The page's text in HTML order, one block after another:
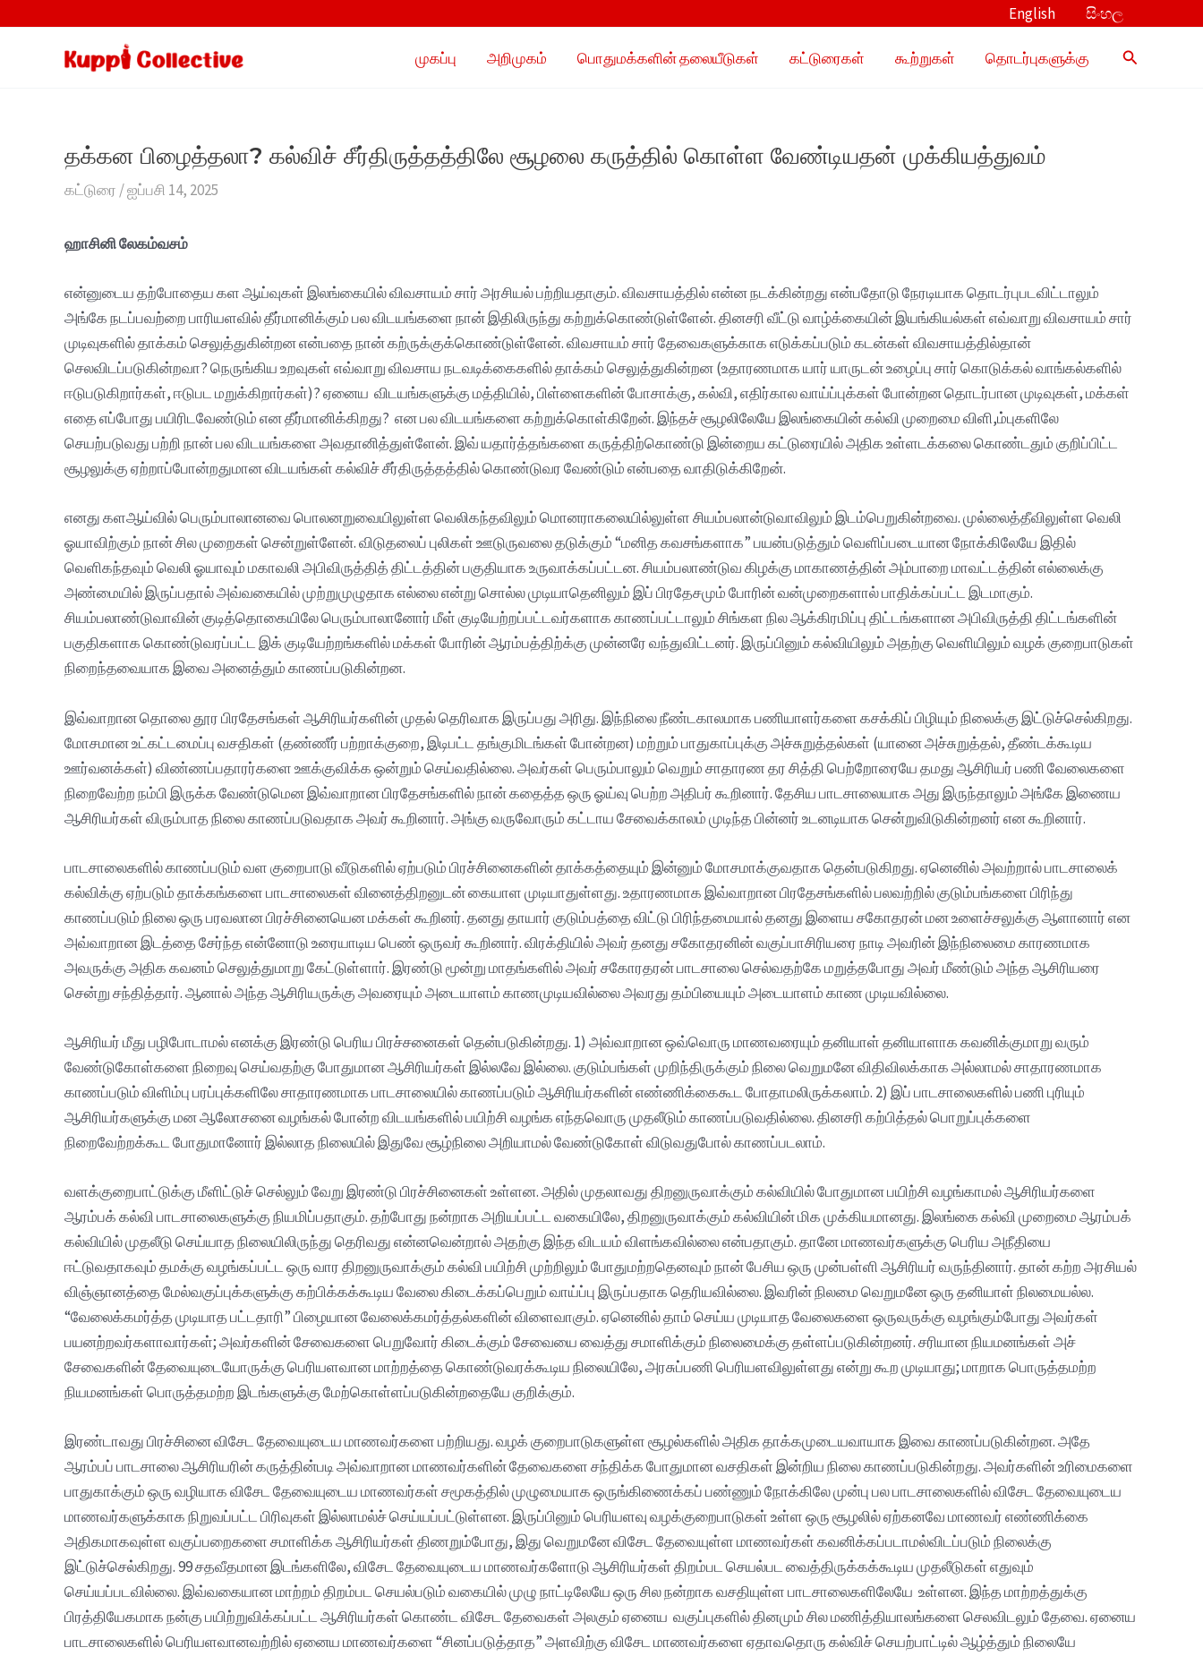
English සිංහල
முகப்பு அறிமுகம் பொதுமக்களின் தலையீடுகள் கட்டுரைகள் கூற்றுகள் தொடர்புகளுக்கு Search
தக்கன பிழைத்தலா? கல்விச் சீர்திருத்தத்திலே சூழலை கருத்தில் கொள்ள வேண்டியதன் முக்கியத்துவம்
கட்டுரை /ஐப்பசி 14, 2025
ஹாசினி லேகம்வசம்
என்னுடைய தற்போதைய கள ஆய்வுகள் இலங்கையில் விவசாயம் சார் அரசியல் பற்றியதாகும். விவசாயத்தில் என்ன நடக்கின்றது என்பதோடு நேரடியாக தொடர்புபடவிட்டாலும்
அங்கே நடப்பவற்றை பாரியளவில் தீர்மானிக்கும் பல விடயங்களை நான் இதிலிருந்து கற்றுக்கொண்டுள்ளேன். தினசரி வீட்டு வாழ்க்கையின் இயங்கியல்கள் எவ்வாறு விவசாயம் சார்
முடிவுகளில் தாக்கம் செலுத்துகின்றன என்பதை நான் கற்ருக்குக்கொண்டுள்ளேன். விவசாயம் சார் தேவைகளுக்காக எடுக்கப்படும் கடன்கள் விவசாயத்தில்தான்
செலவிடப்படுகின்றவா? நெருங்கிய உறவுகள் எவ்வாறு விவசாய நடவடிக்கைகளில் தாக்கம் செலுத்துகின்றன (உதாரணமாக யார் யாருடன் உழைப்பு சார் கொடுக்கல் வாங்கல்களில்
ஈடுபடுகிறார்கள், ஈடுபட மறுக்கிறார்கள்)? ஏனைய விடயங்களுக்கு மத்தியில், பிள்ளைகளின் போசாக்கு, கல்வி, எதிர்கால வாய்ப்புக்கள் போன்றன தொடர்பான முடிவுகள், மக்கள்
எதை எப்போது பயிரிடவேண்டும் என தீர்மானிக்கிறது? என பல விடயங்களை கற்றுக்கொள்கிறேன். இந்தச் சூழலிலேயே இலங்கையின் கல்வி முறைமை விளி,ம்புகளிலே
செயற்படுவது பற்றி நான் பல விடயங்களை அவதானித்துள்ளேன். இவ் யதார்த்தங்களை கருத்திற்கொண்டு இன்றைய கட்டுரையில் அதிக உள்ளடக்கலை கொண்டதும் குறிப்பிட்ட
சூழலுக்கு ஏற்றாப்போன்றதுமான விடயங்கள் கல்விச் சீர்திருத்தத்தில் கொண்டுவர வேண்டும் என்பதை வாதிடுக்கிறேன்.
எனது களஆய்வில் பெரும்பாலானவை பொலனறுவையிலுள்ள வெலிகந்தவிலும் மொனராகலையில்லுள்ள சியம்பலான்டுவாவிலும் இடம்பெறுகின்றவை. முல்லைத்தீவிலுள்ள வெலி
ஓயாவிற்கும் நான் சில முறைகள் சென்றுள்ளேன். விடுதலைப் புலிகள் ஊடுருவலை தடுக்கும் “மனித கவசங்களாக” பயன்படுத்தும் வெளிப்படையான நோக்கிலேயே இதில்
வெளிகந்தவும் வெலி ஓயாவும் மகாவலி அபிவிருத்தித் திட்டத்தின் பகுதியாக உருவாக்கப்பட்டன. சியம்பலாண்டுவ கிழக்கு மாகாணத்தின் அம்பாறை மாவட்டத்தின் எல்லைக்கு
அண்மையில் இருப்பதால் அவ்வகையில் முற்றுமுழுதாக எல்லை என்று சொல்ல முடியாதெனிலும் இப் பிரதேசமும் போரின் வன்முறைகளால் பாதிக்கப்பட்ட இடமாகும்.
சியம்பலாண்டுவாவின் குடித்தொகையிலே பெரும்பாலானோர் மீள் குடியேற்றப்பட்டவர்களாக காணப்பட்டாலும் சிங்கள நில ஆக்கிரமிப்பு திட்டங்களான அபிவிருத்தி திட்டங்களின்
பகுதிகளாக கொண்டுவரப்பட்ட இக் குடியேற்றங்களில் மக்கள் போரின் ஆரம்பத்திற்க்கு முன்னரே வந்துவிட்டனர். இருப்பினும் கல்வியிலும் அதற்கு வெளியிலும் வழக் குறைபாடுகள்
நிறைந்தவையாக இவை அனைத்தும் காணப்படுகின்றன.
இவ்வாறான தொலை தூர பிரதேசங்கள் ஆசிரியர்களின் முதல் தெரிவாக இருப்பது அரிது. இந்நிலை நீண்டகாலமாக பணியாளர்களை கசக்கிப் பிழியும் நிலைக்கு இட்டுச்செல்கிறது.
மோசமான உட்கட்டமைப்பு வசதிகள் (தண்ணீர் பற்றாக்குறை, இடிபட்ட தங்குமிடங்கள் போன்றன) மற்றும் பாதுகாப்புக்கு அச்சுறுத்தல்கள் (யானை அச்சுறுத்தல், தீண்டக்கூடிய
ஊர்வனக்கள்) விண்ணப்பதாரர்களை ஊக்குவிக்க ஒன்றும் செய்வதில்லை. அவர்கள் பெரும்பாலும் வெறும் சாதாரண தர சித்தி பெற்றோரையே தமது ஆசிரியர் பணி வேலைகளை
நிறைவேற்ற நம்பி இருக்க வேண்டுமென இவ்வாறான பிரதேசங்களில் நான் கதைத்த ஒரு ஓய்வு பெற்ற அதிபர் கூறினார். தேசிய பாடசாலையாக அது இருந்தாலும் அங்கே இணைய
ஆசிரியர்கள் விரும்பாத நிலை காணப்படுவதாக அவர் கூறினார். அங்கு வருவோரும் கட்டாய சேவைக்காலம் முடிந்த பின்னர் உடனடியாக சென்றுவிடுகின்றனர் என கூறினார்.
பாடசாலைகளில் காணப்படும் வள குறைபாடு வீடுகளில் ஏற்படும் பிரச்சினைகளின் தாக்கத்தையும் இன்னும் மோசமாக்குவதாக தென்படுகிறது. ஏனெனில் அவற்றால் பாடசாலைக்
கல்விக்கு ஏற்படும் தாக்கங்களை பாடசாலைகள் வினைத்திறனுடன் கையாள முடியாதுள்ளது. உதாரணமாக இவ்வாறான பிரதேசங்களில் பலவற்றில் குடும்பங்களை பிரிந்து
காணப்படும் நிலை ஒரு பரவலான பிரச்சினையென மக்கள் கூறினர். தனது தாயார் குடும்பத்தை விட்டு பிரிந்தமையால் தனது இளைய சகோதரன் மன உளைச்சலுக்கு ஆளானார் என
அவ்வாறான இடத்தை சேர்ந்த என்னோடு உரையாடிய பெண் ஒருவர் கூறினார். விரக்தியில் அவர் தனது சகோதரனின் வகுப்பாசிரியரை நாடி அவரின் இந்நிலைமை காரணமாக
அவருக்கு அதிக கவனம் செலுத்துமாறு கேட்டுள்ளார். இரண்டு மூன்று மாதங்களில் அவர் சகோரதரன் பாடசாலை செல்வதற்கே மறுத்தபோது அவர் மீண்டும் அந்த ஆசிரியரை
சென்று சந்தித்தார். ஆனால் அந்த ஆசிரியருக்கு அவரையும் அடையாளம் காணமுடியவில்லை அவரது தம்பியையும் அடையாளம் காண முடியவில்லை.
ஆசிரியர் மீது பழிபோடாமல் எனக்கு இரண்டு பெரிய பிரச்சனைகள் தென்படுகின்றது. 1) அவ்வாறான ஒவ்வொரு மாணவரையும் தனியாள் தனியாளாக கவனிக்குமாறு வரும்
வேண்டுகோள்களை நிறைவு செய்வதற்கு போதுமான ஆசிரியர்கள் இல்லவே இல்லை. குடும்பங்கள் முறிந்திருக்கும் நிலை வெறுமனே விதிவிலக்காக அல்லாமல் சாதாரணமாக
காணப்படும் விளிம்பு பரப்புக்களிலே சாதாரணமாக பாடசாலையில் காணப்படும் ஆசிரியர்களின் எண்ணிக்கைகூட போதாமலிருக்கலாம். 2) இப் பாடசாலைகளில் பணி புரியும்
ஆசிரியர்களுக்கு மன ஆலோசனை வழங்கல் போன்ற விடயங்களில் பயிற்சி வழங்க எந்தவொரு முதலீடும் காணப்படுவதில்லை. தினசரி கற்பித்தல் பொறுப்புக்களை
நிறைவேற்றக்கூட போதுமானோர் இல்லாத நிலையில் இதுவே சூழ்நிலை அறியாமல் வேண்டுகோள் விடுவதுபோல் காணப்படலாம்.
வளக்குறைபாட்டுக்கு மீளிட்டுச் செல்லும் வேறு இரண்டு பிரச்சினைகள் உள்ளன. அதில் முதலாவது திறனுருவாக்கும் கல்வியில் போதுமான பயிற்சி வழங்காமல் ஆசிரியர்களை
ஆரம்பக் கல்வி பாடசாலைகளுக்கு நியமிப்பதாகும். தற்போது நன்றாக அறியப்பட்ட வகையிலே, திறனுருவாக்கும் கல்வியின் மிக முக்கியமானது. இலங்கை கல்வி முறைமை ஆரம்பக்
கல்வியில் முதலீடு செய்யாத நிலையிலிருந்து தெரிவது என்னவென்றால் அதற்கு இந்த விடயம் விளங்கவில்லை என்பதாகும். தானே மாணவர்களுக்கு பெரிய அநீதியை
ஈட்டுவதாகவும் தமக்கு வழங்கப்பட்ட ஒரு வார திறனுருவாக்கும் கல்வி பயிற்சி முற்றிலும் போதுமற்றதெனவும் நான் பேசிய ஒரு முன்பள்ளி ஆசிரியர் வருந்தினார். தான் கற்ற அரசியல்
விஞ்ஞானத்தை மேல்வகுப்புக்களுக்கு கற்பிக்கக்கூடிய வேலை கிடைக்கப்பெறும் வாய்ப்பு இருப்பதாக தெரியவில்லை. இவரின் நிலமை வெறுமனே ஒரு தனியாள் நிலமையல்ல.
“வேலைக்கமர்த்த முடியாத பட்டதாரி” பிழையான வேலைக்கமர்த்தல்களின் விளைவாகும். ஏனெனில் தாம் செய்ய முடியாத வேலைகளை ஒருவருக்கு வழங்கும்போது அவர்கள்
பயனற்றவர்களாவார்கள்; அவர்களின் சேவைகளை பெறுவோர் கிடைக்கும் சேவையை வைத்து சமாளிக்கும் நிலைமைக்கு தள்ளப்படுகின்றனர். சரியான நியமனங்கள் அச்
சேவைகளின் தேவையுடையோருக்கு பெரியளவான மாற்றத்தை கொண்டுவரக்கூடிய நிலையிலே, அரசுப்பணி பெரியளவிலுள்ளது என்று கூற முடியாது; மாறாக பொருத்தமற்ற
நியமனங்கள் பொருத்தமற்ற இடங்களுக்கு மேற்கொள்ளப்படுகின்றதையே குறிக்கும்.
இரண்டாவது பிரச்சினை விசேட தேவையுடைய மாணவர்களை பற்றியது. வழக் குறைபாடுகளுள்ள சூழல்களில் அதிக தாக்கமுடையவாயாக இவை காணப்படுகின்றன. அதே
ஆரம்பப் பாடசாலை ஆசிரியரின் கருத்தின்படி அவ்வாறான மாணவர்களின் தேவைகளை சந்திக்க போதுமான வசதிகள் இன்றிய நிலை காணப்படுகின்றது. அவர்களின் உரிமைகளை
பாதுகாக்கும் ஒரு வழியாக விசேட தேவையுடைய மாணவர்கள் சமூகத்தில் முழுமையாக ஒருங்கிணைக்கப் பண்ணும் நோக்கிலே முன்பு பல பாடசாலைகளில் விசேட தேவையுடைய
மாணவர்களுக்காக நிறுவப்பட்ட பிரிவுகள் இல்லாமல்ச் செய்யப்பட்டுள்ளன. இருப்பினும் பெரியளவு வழக்குறைபாடுகள் உள்ள ஒரு சூழலில் ஏற்கனவே மாணவர் எண்ணிக்கை
அதிகமாகவுள்ள வகுப்பறைகளை சமாளிக்க ஆசிரியர்கள் திணறும்போது, இது வெறுமனே விசேட தேவையுள்ள மாணவர்கள் கவனிக்கப்படாமல்விடப்படும் நிலைக்கு
இட்டுச்செல்கிறது. 99 சதவீதமான இடங்களிலே, விசேட தேவையுடைய மாணவர்களோடு ஆசிரியர்கள் திறம்பட செயல்பட வைத்திருக்கக்கூடிய முதலீடுகள் எதுவும்
செய்யப்படவில்லை. இவ்வகையான மாற்றம் திறம்பட செயல்படும் வகையில் முழு நாட்டிலேயே ஒரு சில நன்றாக வசதியுள்ள பாடசாலைகளிலேயே உள்ளன. இந்த மாற்றத்துக்கு
பிரத்தியேகமாக நன்கு பயிற்றுவிக்கப்பட்ட ஆசிரியர்கள் கொண்ட விசேட தேவைகள் அலகும் ஏனைய வகுப்புகளில் தினமும் சில மணித்தியாலங்களை செலவிடலும் தேவை. ஏனைய
பாடசாலைகளில் பெரியளவானவற்றில் ஏனைய மாணவர்களை “சினப்படுத்தாத” அளவிற்கு விசேட மாணவர்களை ஏதாவதொரு கல்விச் செயற்பாட்டில் ஆழ்த்தும் நிலையே